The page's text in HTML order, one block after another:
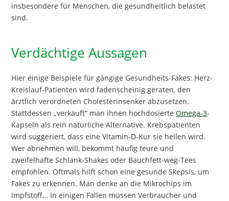
insbesondere für Menschen, die gesundheitlich belastet
sind.
Verdächtige Aussagen
Hier einige Beispiele für gängige Gesundheits-Fakes: Herz-
Kreislauf-Patienten wird fadenscheinig geraten, den
ärztlich verordneten Cholesterinsenker abzusetzen.
Stattdessen „verkauft“ man ihnen hochdosierteOmega-3-
Kapseln als rein natürliche Alternative. Krebspatienten
wird suggeriert, dass eine Vitamin-D-Kur sie heilen wird.
Wer abnehmen will, bekommt häufig teure und
zweifelhafte Schlank-Shakes oder Bauchfett-weg-Tees
empfohlen. Oftmals hilft schon eine gesunde Skepsis, um
Fakes zu erkennen. Man denke an die Mikrochips im
Impfstoff… In einigen Fällen müssen Verbraucher und